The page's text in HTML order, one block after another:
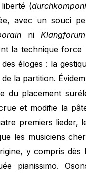
(
avec un souci
niKlangforum
la technique force
des éloges : la
la partition.
du placement
et modifie la
premiers lieder,
les musiciens
y compris
pianissimo.